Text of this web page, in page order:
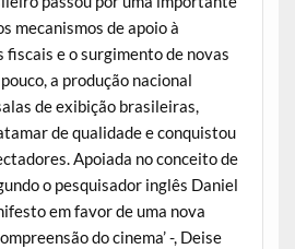
mecanismos de apoio à
fiscais e o surgimento de novas
a produção nacional
de exibição brasileiras,
de qualidade e conquistou
Apoiada no conceito de
o pesquisador inglês Daniel
em favor de uma nova
do cinema’ -, Deise